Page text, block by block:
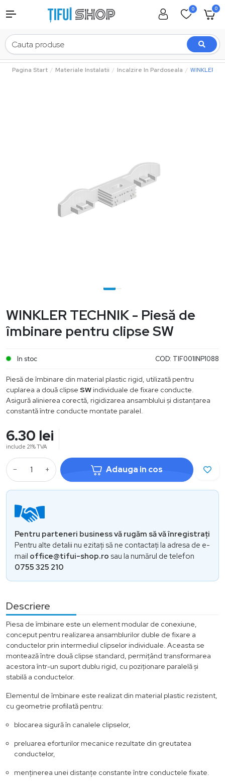
0 0
Pagina Start Materiale Instalatii Incalzire In Pardoseala WINKLER
WINKLER TECHNIK - Piesă de
îmbinare pentru clipse SW
In stoc COD: TIF001INP1088
Piesă de îmbinare din material plastic rigid, utilizată pentru
cuplarea a două clipse SWindividuale de fixare conducte.
Asigură alinierea corectă, rigidizarea ansamblului și distanțarea
constantă între conducte montate paralel.
6.30 lei
include 21% TVA
− + Adauga in cos
Pentru parteneri business vă rugăm să vă înregistrați
Pentru alte detalii nu ezitați să ne contactați la adresa de e-
mail office@tifui-shop.ro sau la numărul de telefon
0755 325 210
Descriere
Piesa de îmbinare este un element modular de conexiune,
conceput pentru realizarea ansamblurilor duble de fixare a
conductelor prin intermediul clipselor individuale. Aceasta se
montează între două clipse standard, permițând transformarea
acestora într-un suport dublu rigid, cu poziționare paralelă și
stabilă a conductelor.
Elementul de îmbinare este realizat din material plastic rezistent,
cu geometrie profilată pentru:
blocarea sigură în canalele clipselor,
preluarea eforturilor mecanice rezultate din greutatea
conductelor,
menținerea unei distanțe constante între conductele fixate.